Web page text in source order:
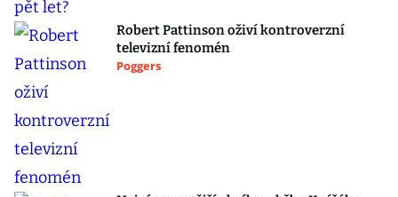
Robert Pattinson oživí kontroverzní
televizní fenomén
Poggers